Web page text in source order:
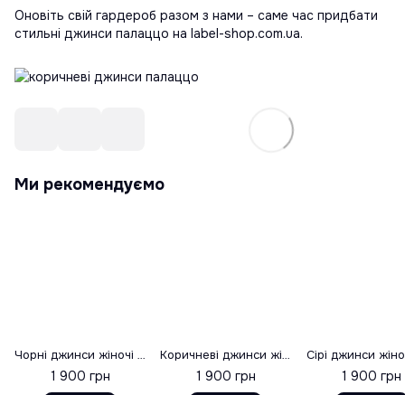
Оновіть свій гардероб разом з нами – саме час придбати
стильні джинси палаццо на label-shop.com.ua.
Ми рекомендуємо
Чорні джинси жіночі палаццо, розмір 34
1 900 грн
Коричневі джинси жіночі палаццо (шоколад), розмір 34
1 900 грн 1 900 грн